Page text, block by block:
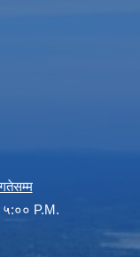
५:०० P.M.